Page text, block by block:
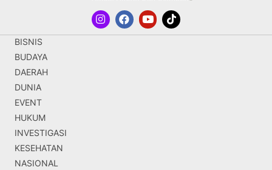
BISNIS
BUDAYA
DAERAH
DUNIA
EVENT
HUKUM
INVESTIGASI
KESEHATAN
NASIONAL